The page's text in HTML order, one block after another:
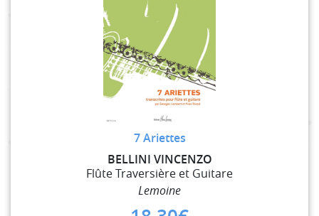
7 Ariettes
BELLINI VINCENZO
Flûte Traversière et Guitare
Lemoine